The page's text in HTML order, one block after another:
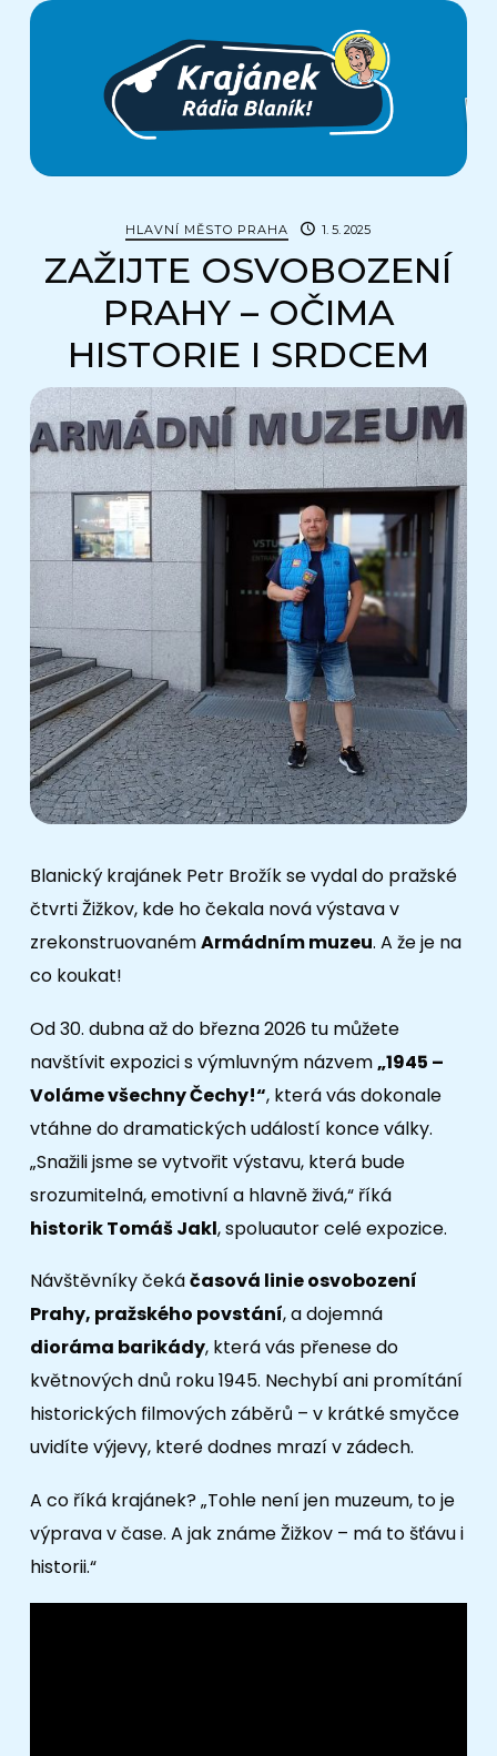
Krajánek
Rádia
HLAVNÍ MĚSTO PRAHA 1. 5. 2025
ZAŽIJTE OSVOBOZENÍ
PRAHY – OČIMA
HISTORIE I SRDCEM
Blanický krajánek Petr Brožík se vydal do pražské
čtvrti Žižkov, kde ho čekala nová výstava v
zrekonstruovanémArmádním muzeu. A že je na
co koukat!
Od 30. dubna až do března 2026 tu můžete
navštívit expozici s výmluvným názvem„1945 –
Voláme všechny Čechy!“, která vás dokonale
vtáhne do dramatických událostí konce války.
„Snažili jsme se vytvořit výstavu, která bude
srozumitelná, emotivní a hlavně živá,“ říká
historik Tomáš Jakl, spoluautor celé expozice.
Návštěvníky čekáčasová linie osvobození
Prahy, pražského povstání, a dojemná
dioráma barikády, která vás přenese do
květnových dnů roku 1945. Nechybí ani promítání
historických filmových záběrů – v krátké smyčce
uvidíte výjevy, které dodnes mrazí v zádech.
A co říká krajánek? „Tohle není jen muzeum, to je
výprava v čase. A jak známe Žižkov – má to šťávu i
historii.“